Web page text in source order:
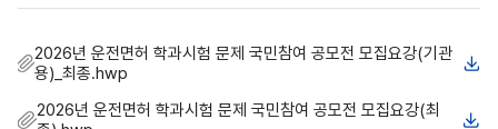
2026년 운전면허 학과시험 문제 국민참여 공모전 모집요강(기관
용)_최종.hwp
2026년 운전면허 학과시험 문제 국민참여 공모전 모집요강(최